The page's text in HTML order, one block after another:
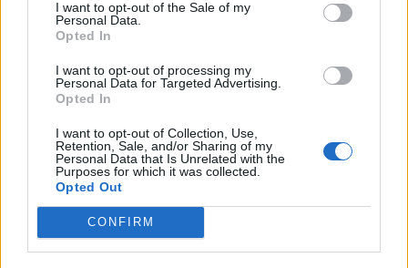
I want to opt-out of the Sale of my
Personal Data.
Opted In
I want to opt-out of processing my
Personal Data for Targeted Advertising.
Opted In
I want to opt-out of Collection, Use,
Retention, Sale, and/or Sharing of my
Personal Data that Is Unrelated with the
Purposes for which it was collected.
Opted Out
CONFIRM
που δεν είμαστε 100% σίγουροι ότι άλλαξαν τα
σεντόνια και δεν καθόμαστε σε χώρους με γυμνά
πόδια και χέρια.
Ιδιαίτερη προσοχή θα πρέπει να δοθεί σε
επιφάνειες που αγγίζουμε συχνά (π.χ. πόμολα) και
στις τουαλέτες.
Στην Ελλάδα, αναφέρει η κ. Λινού δεν έχουμε